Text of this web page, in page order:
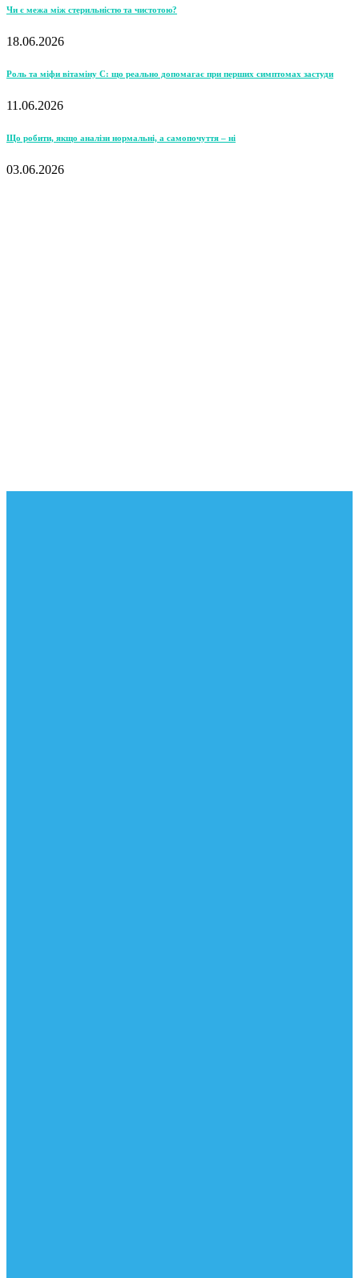
Чи є межа між стерильністю та чистотою?
18.06.2026
Роль та міфи вітаміну С: що реально допомагає при перших симптомах застуди
11.06.2026
Що робити, якщо аналізи нормальні, а самопочуття – ні
03.06.2026